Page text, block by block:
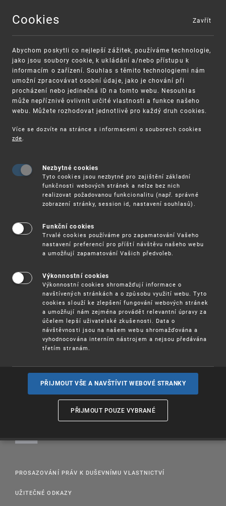
MENU
UPV
Zrušení kolkových známek k 31. 12.
Od 1. ledna 2025 již nebude možné hradit správní
Kolkové známky se ke dni 1.1.2025 ruší na
základě zákona č. 349/2023 Sb., kterým se mění
některé zákony v souvislosti s konsolidací
Od 1. 1. 2025 bude možné uhradit správní poplatky
pouze hotově, anebo bankovním převodem na účet
Poplatky | Úřad průmyslového vlastnictví
PROSAZOVÁNÍ PRÁV K DUŠEVNÍMU VLASTNICTVÍ
UŽITEČNÉ ODKAZY
Cookies
Abychom poskytli co nejlepší zážitek, používáme technologie,
jako jsou soubory cookie, k ukládání a/nebo přístupu k
informacím o zařízení. Souhlas s těmito technologiemi nám
umožní zpracovávat osobní údaje, jako je chování při
procházení nebo jedinečná ID na tomto webu. Nesouhlas
může nepříznivě ovlivnit určité vlastnosti a funkce našeho
webu. Můžete rozhodovat jednotlivě pro každý druh cookies.
Více se dozvíte na stránce s informacemi o souborech cookies
zde.
Nezbytné cookies
Tyto cookies jsou nezbytné pro zajištění základní
funkčnosti webových stránek a nelze bez nich
realizovat požadovanou funkcionalitu (např. správné
zobrazení stránky, session id, nastavení souhlasů).
Funkční cookies
Trvalé cookies používáme pro zapamatování Vašeho
nastavení preferencí pro příští návštěvu našeho webu
a umožňují zapamatování Vašich předvoleb.
Výkonnostní cookies
Výkonnostní cookies shromažďují informace o
navštívených stránkách a o způsobu využití webu. Tyto
cookies slouží ke zlepšení fungování webových stránek
a umožňují nám zejména provádět relevantní úpravy za
účelem lepší uživatelské zkušenosti. Data o
návštěvnosti jsou na našem webu shromažďována a
vyhodnocována interním nástrojem a nejsou předávána
třetím stranám.
PŘIJMOUT VŠE A NAVŠTÍVIT WEBOVÉ STRANKY
PŘIJMOUT POUZE VYBRANÉ
Zavřít